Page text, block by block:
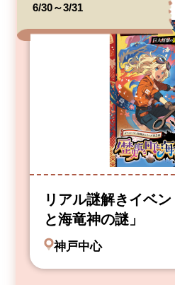
6/30～3/31
リアル謎解きイベ
と海竜神の謎」
神戸中心